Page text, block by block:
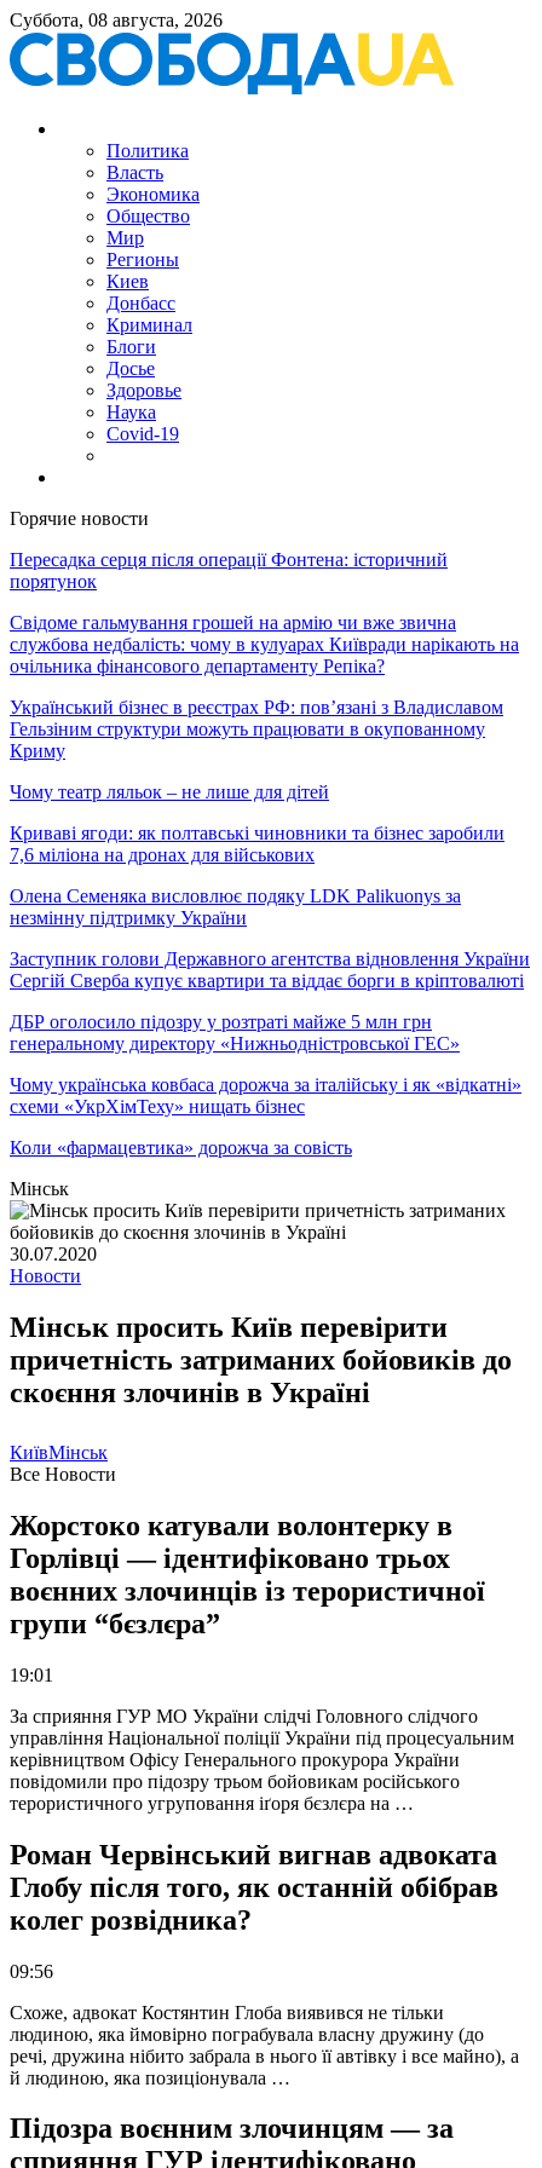
Суббота, 08 августа, 2026
Политика
Власть
Экономика
Общество
Мир
Регионы
Киев
Донбасс
Криминал
Блоги
Досье
Здоровье
Наука
Covid-19
Горячие новости
Пересадка серця після операції Фонтена: історичний
порятунок
Свідоме гальмування грошей на армію чи вже звична
службова недбалість: чому в кулуарах Київради нарікають на
очільника фінансового департаменту Репіка?
Український бізнес в реєстрах РФ: пов’язані з Владиславом
Гельзіним структури можуть працювати в окупованному
Криму
Чому театр ляльок – не лише для дітей
Криваві ягоди: як полтавські чиновники та бізнес заробили
7,6 міліона на дронах для військових
Олена Семеняка висловлює подяку LDK Palikuonys за
незмінну підтримку України
Заступник голови Державного агентства відновлення України
Сергій Сверба купує квартири та віддає борги в кріптовалюті
ДБР оголосило підозру у розтраті майже 5 млн грн
генеральному директору «Нижньодністровської ГЕС»
Чому українська ковбаса дорожча за італійську і як «відкатні»
схеми «УкрХімТеху» нищать бізнес
Коли «фармацевтика» дорожча за совість
Мінськ
30.07.2020
Новости
Мінськ просить Київ перевірити
причетність затриманих бойовиків до
скоєння злочинів в Україні
КиївМінськ
Все Новости
Жорстоко катували волонтерку в
Горлівці — ідентифіковано трьох
воєнних злочинців із терористичної
групи “бєзлєра”
19:01
За сприяння ГУР МО України слідчі Головного слідчого
управління Національної поліції України під процесуальним
керівництвом Офісу Генерального прокурора України
повідомили про підозру трьом бойовикам російського
терористичного угруповання іґоря бєзлєра на …
Роман Червінський вигнав адвоката
Глобу після того, як останній обібрав
колег розвідника?
09:56
Схоже, адвокат Костянтин Глоба виявився не тільки
людиною, яка ймовірно пограбувала власну дружину (до
речі, дружина нібито забрала в нього її автівку і все майно), а
й людиною, яка позиціонувала …
Підозра воєнним злочинцям — за
сприяння ГУР ідентифіковано